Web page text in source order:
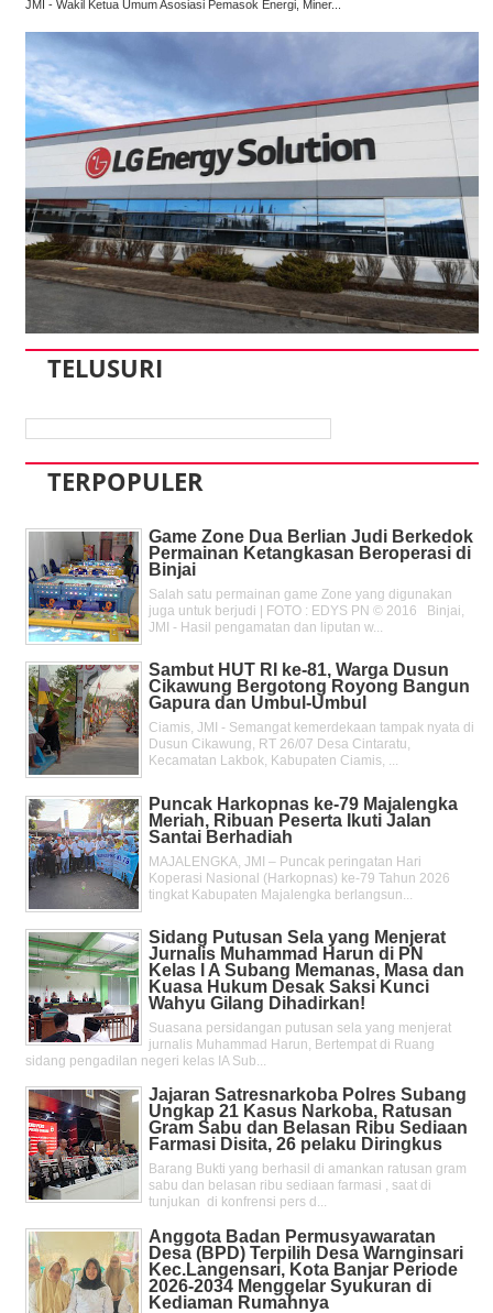
JMI - Wakil Ketua Umum Asosiasi Pemasok Energi, Miner...
TELUSURI
TERPOPULER
Game Zone Dua Berlian Judi Berkedok
Permainan Ketangkasan Beroperasi di
Binjai
Salah satu permainan game Zone yang digunakan
juga untuk berjudi | FOTO : EDYS PN © 2016 Binjai,
JMI - Hasil pengamatan dan liputan w...
Sambut HUT RI ke-81, Warga Dusun
Cikawung Bergotong Royong Bangun
Gapura dan Umbul-Umbul
Ciamis, JMI - Semangat kemerdekaan tampak nyata di
Dusun Cikawung, RT 26/07 Desa Cintaratu,
Kecamatan Lakbok, Kabupaten Ciamis, ...
Puncak Harkopnas ke-79 Majalengka
Meriah, Ribuan Peserta Ikuti Jalan
Santai Berhadiah
MAJALENGKA, JMI – Puncak peringatan Hari
Koperasi Nasional (Harkopnas) ke-79 Tahun 2026
tingkat Kabupaten Majalengka berlangsun...
Sidang Putusan Sela yang Menjerat
Jurnalis Muhammad Harun di PN
Kelas l A Subang Memanas, Masa dan
Kuasa Hukum Desak Saksi Kunci
Wahyu Gilang Dihadirkan!
Suasana persidangan putusan sela yang menjerat
jurnalis Muhammad Harun, Bertempat di Ruang
sidang pengadilan negeri kelas IA Sub...
Jajaran Satresnarkoba Polres Subang
Ungkap 21 Kasus Narkoba, Ratusan
Gram Sabu dan Belasan Ribu Sediaan
Farmasi Disita, 26 pelaku Diringkus
Barang Bukti yang berhasil di amankan ratusan gram
sabu dan belasan ribu sediaan farmasi , saat di
tunjukan di konfrensi pers d...
Anggota Badan Permusyawaratan
Desa (BPD) Terpilih Desa Warnginsari
Kec.Langensari, Kota Banjar Periode
2026-2034 Menggelar Syukuran di
Kediaman Rumahnya